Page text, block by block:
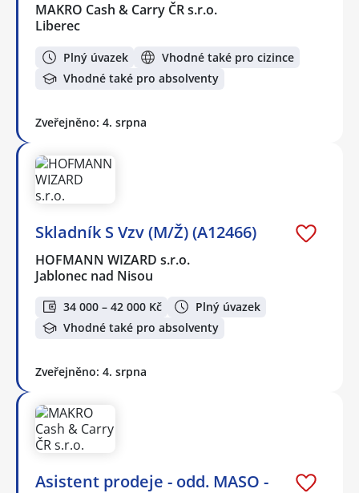
MAKRO Cash & Carry ČR s.r.o.
Liberec
Plný úvazek
Vhodné také pro cizince
Vhodné také pro absolventy
Zveřejněno: 4. srpna
Skladník S Vzv (M/Ž) (A12466)
HOFMANN WIZARD s.r.o.
Jablonec nad Nisou
34 000 – 42 000 Kč
Plný úvazek
Vhodné také pro absolventy
Zveřejněno: 4. srpna
Asistent prodeje - odd. MASO -